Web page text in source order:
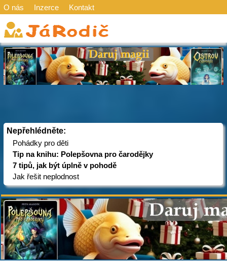
O nás Inzerce Kontakt
Nepřehlédněte:
Pohádky pro děti
Tip na knihu: Polepšovna pro čarodějky
7 tipů, jak být úplně v pohodě
Jak řešit neplodnost